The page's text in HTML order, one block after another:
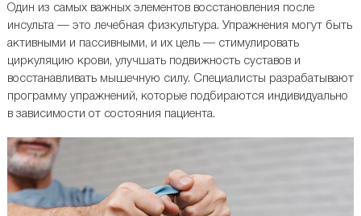
Один из самых важных элементов восстановления после
инсульта — это лечебная физкультура. Упражнения могут быть
активными и пассивными, и их цель — стимулировать
циркуляцию крови, улучшать подвижность суставов и
восстанавливать мышечную силу. Специалисты разрабатывают
программу упражнений, которые подбираются индивидуально
в зависимости от состояния пациента.